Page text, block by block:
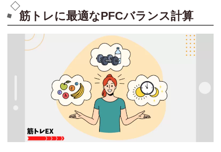
筋トレに最適なPFCバランス計算